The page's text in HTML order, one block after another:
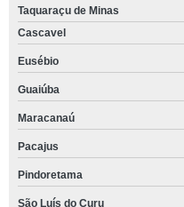
Taquaraçu de Minas
Cascavel
Eusébio
Guaiúba
Maracanaú
Pacajus
Pindoretama
São Luís do Curu